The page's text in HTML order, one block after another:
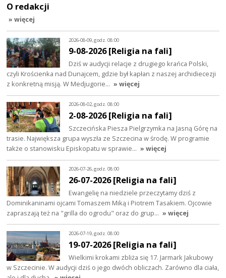
O redakcji
» więcej
2026-08-09, godz. 08:00
9-08-2026 [Religia na fali]
Dziś w audycji relacje z drugiego krańca Polski,
czyli Krościenka nad Dunajcem, gdzie był kapłan z naszej archidiecezji
z konkretną misją. W Medjugorie… » więcej
2026-08-02, godz. 08:00
2-08-2026 [Religia na fali]
Szczecińska Piesza Pielgrzymka na Jasną Górę na
trasie. Największa grupa wyszła ze Szczecina w środę. W programie
także o stanowisku Episkopatu w sprawie… » więcej
2026-07-26, godz. 08:00
26-07-2026 [Religia na fali]
Ewangelię na niedziele przeczytamy dziś z
Dominikaninami ojcami Tomaszem Miką i Piotrem Tasakiem. Ojcowie
zapraszają też na "grilla do ogrodu" oraz do grup… » więcej
2026-07-19, godz. 08:00
19-07-2026 [Religia na fali]
Wielkimi krokami zbliża się 17. Jarmark Jakubowy
w Szczecinie. W audycji dziś o jego dwóch obliczach. Zarówno dla ciała,